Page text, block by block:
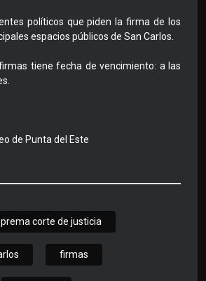
políticos que piden la firma de los
espacios públicos de San Carlos.
tiene fecha de vencimiento: a las
de Punta del Este
corte de justicia
firmas